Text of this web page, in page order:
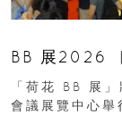
BB 展2026
「荷花 BB 展
會議展覽中心